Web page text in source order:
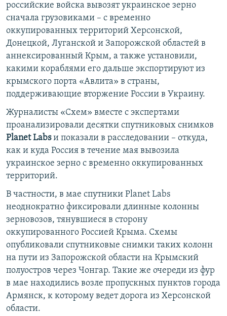
российские войска вывозят украинское зерно
сначала грузовиками – с временно
оккупированных территорий Херсонской,
Донецкой, Луганской и Запорожской областей в
аннексированный Крым, а также установили,
какими кораблями его дальше экспортируют из
крымского порта «Авлита» в страны,
поддерживающие вторжение России в Украину.
Журналисты «Схем» вместе с экспертами
проанализировали десятки спутниковых снимков
Planet Labsи показали в расследовании – откуда,
как и куда Россия в течение мая вывозила
украинское зерно с временно оккупированных
территорий.
В частности, в мае спутники Planet Labs
неоднократно фиксировали длинные колонны
зерновозов, тянувшиеся в сторону
оккупированного Россией Крыма. Схемы
опубликовали спутниковые снимки таких колонн
на пути из Запорожской области на Крымский
полуостров через Чонгар. Такие же очереди из фур
в мае находились возле пропускных пунктов города
Армянск, к которому ведет дорога из Херсонской
области.